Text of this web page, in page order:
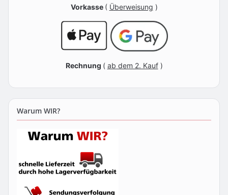
Vorkasse ( Überweisung )
Rechnung ( ab dem 2. Kauf)
Warum WIR?